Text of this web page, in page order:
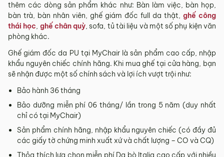
thêm các dòng sản phẩm khác như: Bàn làm việc, bàn họp,
bàn trà, bàn nhân viên, ghế giám đốc full da thật, ghế công
thái học, ghế chân quỳ, sofa, tủ tài liệu và một số phụ kiện văn
phòng khác.
Ghế giám đốc da PU tại MyChair là sản phẩm cao cấp, nhập
khẩu nguyên chiếc chính hãng. Khi mua ghế tại cửa hàng, bạn
sẽ nhận được một số chính sách và lợi ích vượt trội như:
Bảo hành 36 tháng
Bảo dưỡng miễn phí 06 tháng/ lần trong 5 năm (duy nhất
chỉ có tại MyChair)
Sản phẩm chính hãng, nhập khẩu nguyên chiếc (có đầy đủ
các giấy tờ chứng minh xuất xứ và chất lượng – CO và CQ)
Thỏa thích lựa chọn miễn phí Da bò Italia cao cấp với nhiều